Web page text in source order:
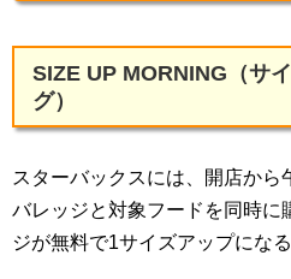
SIZE UP MORNING（サ
グ）
スターバックスには、開店か
バレッジと対象フードを同時に
ジが無料で1サイズアップにな